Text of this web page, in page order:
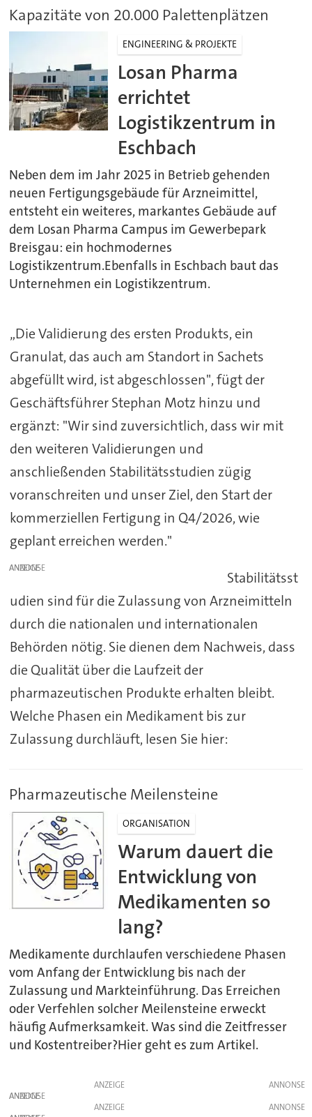
Kapazitäte von 20.000 Palettenplätzen
ENGINEERING & PROJEKTE
Losan Pharma
errichtet
Logistikzentrum in
Eschbach
Neben dem im Jahr 2025 in Betrieb gehenden
neuen Fertigungsgebäude für Arzneimittel,
entsteht ein weiteres, markantes Gebäude auf
dem Losan Pharma Campus im Gewerbepark
Breisgau: ein hochmodernes
Logistikzentrum.Ebenfalls in Eschbach baut das
Unternehmen ein Logistikzentrum.
„Die Validierung des ersten Produkts, ein
Granulat, das auch am Standort in Sachets
abgefüllt wird, ist abgeschlossen", fügt der
Geschäftsführer Stephan Motz hinzu und
ergänzt: "Wir sind zuversichtlich, dass wir mit
den weiteren Validierungen und
anschließenden Stabilitätsstudien zügig
voranschreiten und unser Ziel, den Start der
kommerziellen Fertigung in Q4/2026, wie
geplant erreichen werden."
ANZEIGE
Stabilitätsst
udien sind für die Zulassung von Arzneimitteln
durch die nationalen und internationalen
Behörden nötig. Sie dienen dem Nachweis, dass
die Qualität über die Laufzeit der
pharmazeutischen Produkte erhalten bleibt.
Welche Phasen ein Medikament bis zur
Zulassung durchläuft, lesen Sie hier:
Pharmazeutische Meilensteine
ORGANISATION
Warum dauert die
Entwicklung von
Medikamenten so
lang?
Medikamente durchlaufen verschiedene Phasen
vom Anfang der Entwicklung bis nach der
Zulassung und Markteinführung. Das Erreichen
oder Verfehlen solcher Meilensteine erweckt
häufig Aufmerksamkeit. Was sind die Zeitfresser
und Kostentreiber?Hier geht es zum Artikel.
ANZEIGE
ANZEIGE
ANZEIGE